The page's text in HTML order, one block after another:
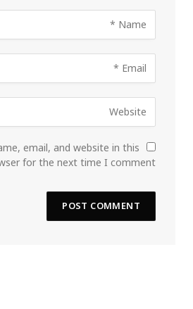
email, and website in this
for the next time I comment.